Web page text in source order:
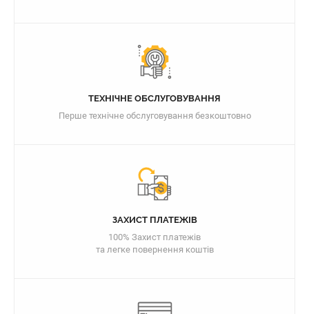
ТЕХНІЧНЕ ОБСЛУГОВУВАННЯ
Перше технічне обслуговування безкоштовно
ЗАХИСТ ПЛАТЕЖІВ
100% Захист платежів
та легке повернення коштів